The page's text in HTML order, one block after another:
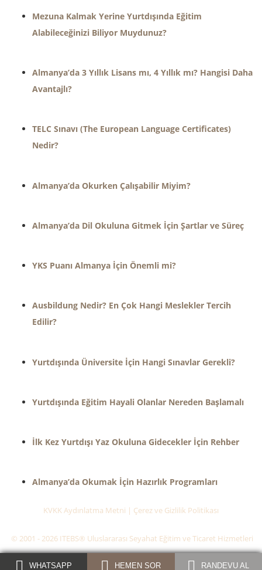
WHATSAPP HEMEN SOR RANDEVU AL
Mezuna Kalmak Yerine Yurtdışında Eğitim
Alabileceğinizi Biliyor Muydunuz?
Almanya’da 3 Yıllık Lisans mı, 4 Yıllık mı? Hangisi Daha
Avantajlı?
TELC Sınavı (The European Language Certificates)
Nedir?
Almanya’da Okurken Çalışabilir Miyim?
Almanya’da Dil Okuluna Gitmek İçin Şartlar ve Süreç
YKS Puanı Almanya İçin Önemli mi?
Ausbildung Nedir? En Çok Hangi Meslekler Tercih
Edilir?
Yurtdışında Üniversite İçin Hangi Sınavlar Gerekli?
Yurtdışında Eğitim Hayali Olanlar Nereden Başlamalı
İlk Kez Yurtdışı Yaz Okuluna Gidecekler İçin Rehber
Almanya’da Okumak İçin Hazırlık Programları
KVKK Aydınlatma Metni | Çerez ve Gizlilik Politikası
© 2001 - 2026 ITEBS® Uluslararası Seyahat Eğitim ve Ticaret Hizmetleri